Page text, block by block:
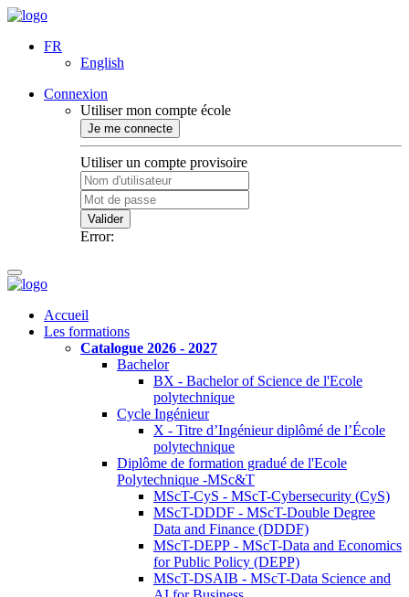
FR
English
Connexion
Utiliser mon compte école
Je me connecte
Utiliser un compte provisoire
Valider
Error:
Accueil
Les formations
Catalogue 2026 - 2027
Bachelor
BX - Bachelor of Science de l'Ecole
polytechnique
Cycle Ingénieur
X - Titre d’Ingénieur diplômé de l’École
polytechnique
Diplôme de formation gradué de l'Ecole
Polytechnique -MSc&T
MScT-CyS - MScT-Cybersecurity (CyS)
MScT-DDDF - MScT-Double Degree
Data and Finance (DDDF)
MScT-DEPP - MScT-Data and Economics
for Public Policy (DEPP)
MScT-DSAIB - MScT-Data Science and